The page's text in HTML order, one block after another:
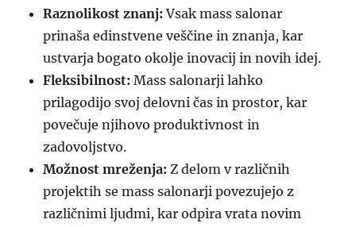
Raznolikost znanj: Vsak mass salonar
prinaša edinstvene veščine in znanja, kar
ustvarja bogato okolje inovacij in novih idej.
Fleksibilnost: Mass salonarji lahko
prilagodijo svoj delovni čas in prostor, kar
povečuje njihovo produktivnost in
zadovoljstvo.
Možnost mreženja: Z delom v različnih
projektih se mass salonarji povezujejo z
različnimi ljudmi, kar odpira vrata novim